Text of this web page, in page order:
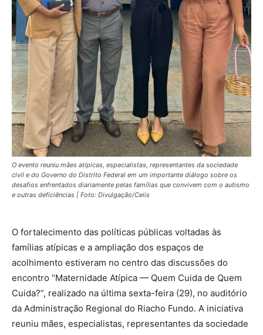
O evento reuniu mães atípicas, especialistas, representantes da sociedade
civil e do Governo do Distrito Federal em um importante diálogo sobre os
desafios enfrentados diariamente pelas famílias que convivem com o autismo
e outras deficiências | Foto: Divulgação/Ceiis
O fortalecimento das políticas públicas voltadas às
famílias atípicas e a ampliação dos espaços de
acolhimento estiveram no centro das discussões do
encontro “Maternidade Atípica — Quem Cuida de Quem
Cuida?”, realizado na última sexta-feira (29), no auditório
da Administração Regional do Riacho Fundo. A iniciativa
reuniu mães, especialistas, representantes da sociedade